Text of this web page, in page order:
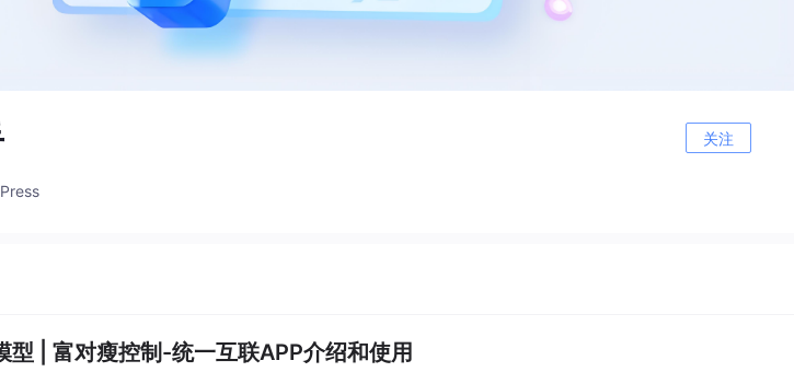
关注
【直播】富对瘦控制-物模型 | 富对瘦控制-统一互联APP介绍和使用